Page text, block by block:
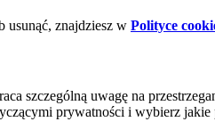
usunąć, znajdziesz w Polityce
szczególną uwagę na
prywatności i wybierz